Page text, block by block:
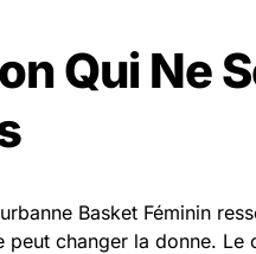
Qui Ne
Basket Féminin
changer la donne. Le